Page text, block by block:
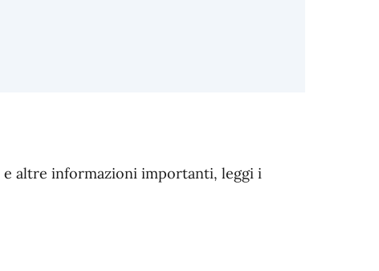
altre informazioni importanti, leggi i